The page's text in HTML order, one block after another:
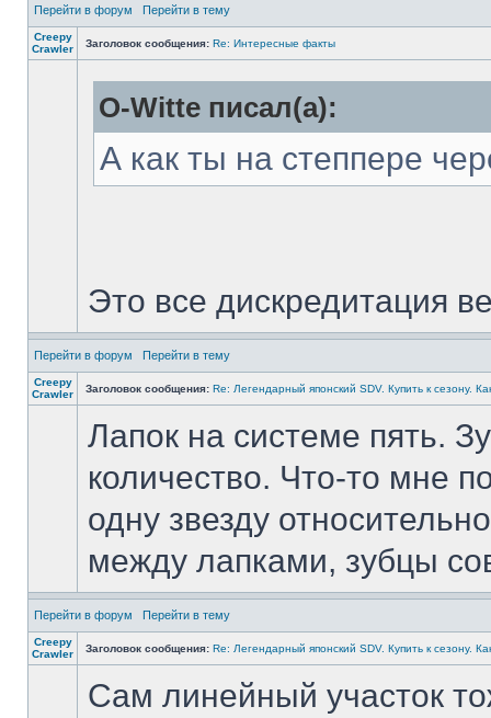
Перейти в форум Перейти в тему
Creepy
Crawler
Заголовок сообщения: Re: Интересные факты
O-Witte писал(а):
А как ты на степпере
Это все дискредитация
Перейти в форум Перейти в тему
Creepy
Crawler
Заголовок сообщения: Re: Легендарный японский SDV. Купить к сезону.
Лапок на системе пять.
количество. Что-то мне
одну звезду
между лапками, зубцы
Перейти в форум Перейти в тему
Creepy
Crawler
Заголовок сообщения: Re: Легендарный японский SDV. Купить к сезону.
Сам линейный участок